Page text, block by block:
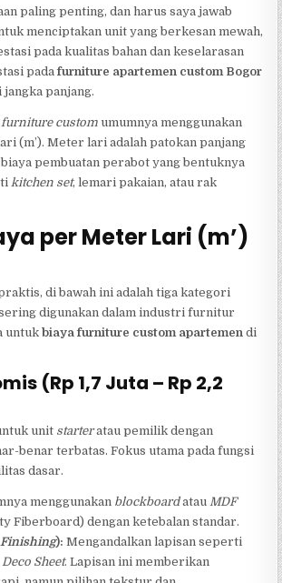
paling penting, dan harus saya jawab
menciptakan unit yang berkesan mewah,
pada kualitas bahan dan keselarasan
padafurniture apartemen custom Bogor
panjang.
furniture custom umumnya menggunakan
(m’). Meter lari adalah patokan panjang
pembuatan perabot yang bentuknya
kitchen set, lemari pakaian, atau rak
per Meter Lari (m’)
di bawah ini adalah tiga kategori
digunakan dalam industri furnitur
untukbiaya furniture custom apartemen di
(Rp 1,7 Juta – Rp 2,2
unit starteratau pemilik dengan
benar terbatas. Fokus utama pada fungsi
dasar.
menggunakan blockboardatau MDF
Fiberboard) dengan ketebalan standar.
Finishing): Mengandalkan lapisan seperti
Deco Sheet. Lapisan ini memberikan